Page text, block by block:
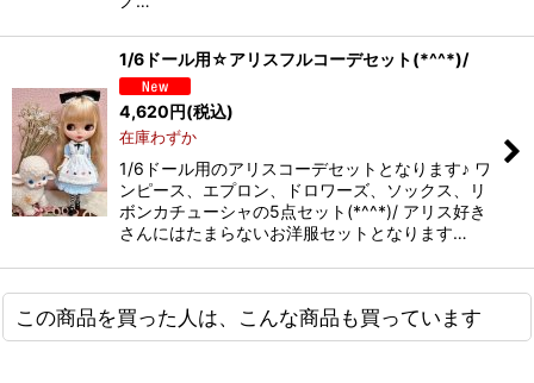
1/6ドール用☆アリスフルコーデセット(*^^*)/
4,620円(税込)
在庫わずか
1/6ドール用のアリスコーデセットとなります♪ ワ
ンピース、エプロン、ドロワーズ、ソックス、リ
ボンカチューシャの5点セット(*^^*)/ アリス好き
さんにはたまらないお洋服セットとなります…
この商品を買った人は、こんな商品も買っています